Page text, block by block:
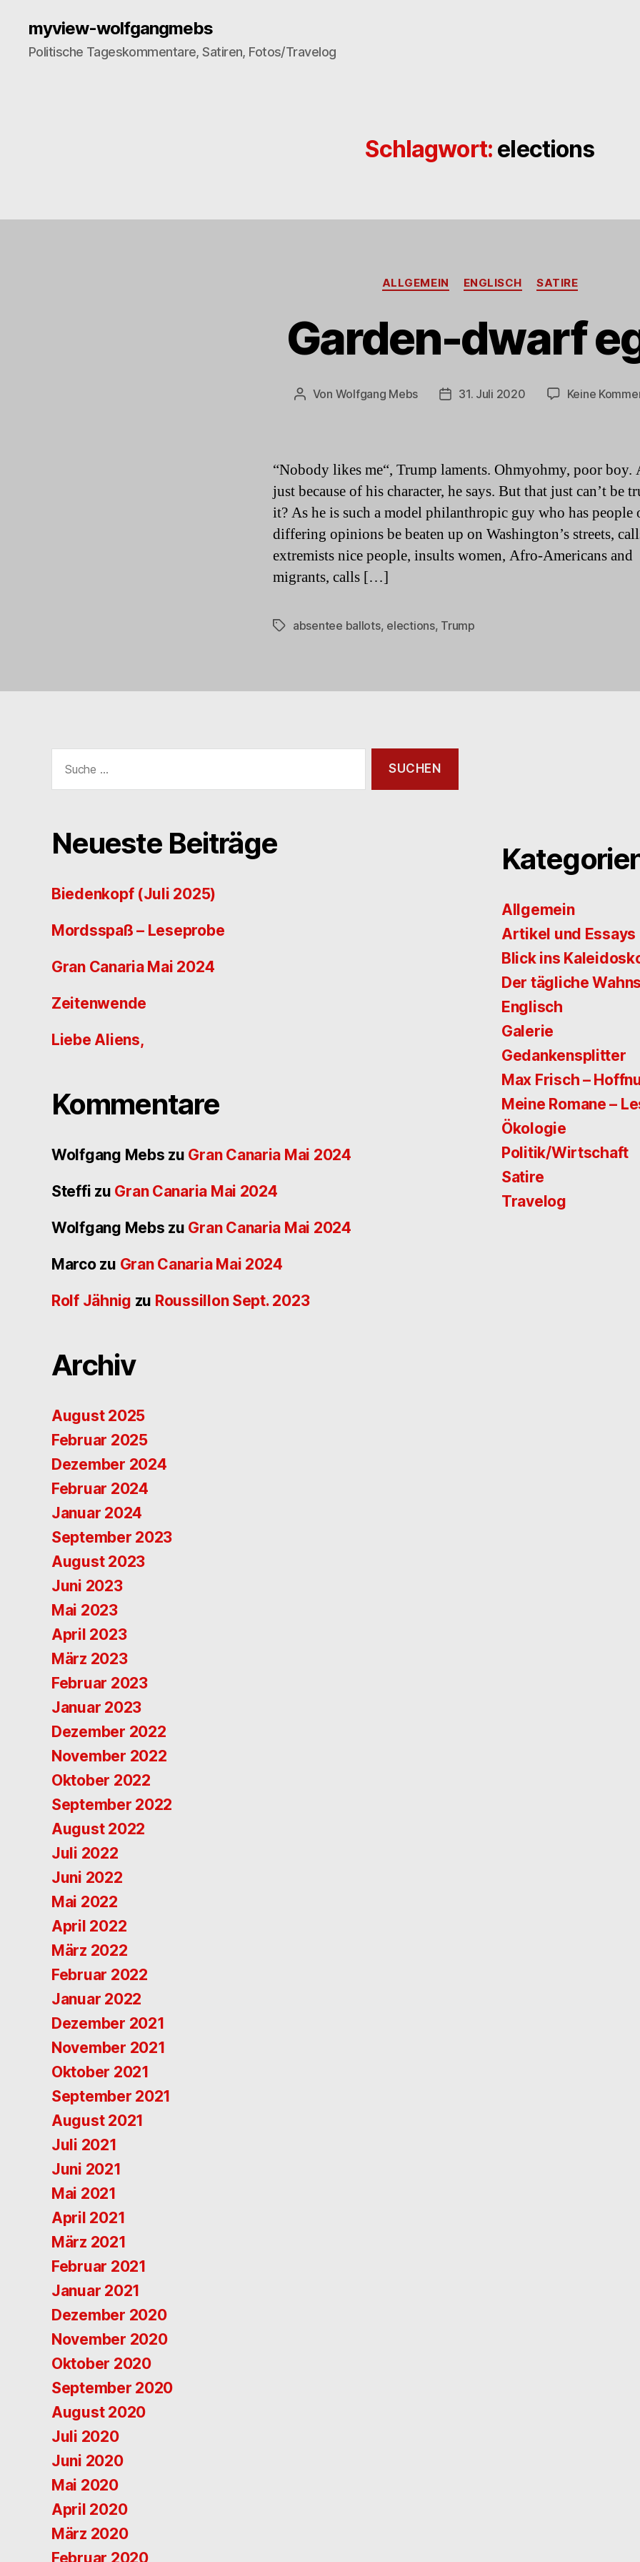
myview-wolfgangmebs
Politische Tageskommentare, Satiren, Fotos/Travelog
Schlagwort: elections
Kategorien
ALLGEMEIN ENGLISCH SATIRE
Garden-dwarf
Beitragsautor
Von Wolfgang Mebs Beitragsdatum
31. Juli 2020 Keine
“Nobody likes me“, Trump laments. Ohmyohmy, poor boy.
just because of his character, he says. But that just can’t be
it? As he is such a model philanthropic guy who has people
differing opinions be beaten up on Washington’s streets,
extremists nice people, insults women, Afro-Americans and
migrants, calls […]
Schlagwörter
absentee ballots, elections, Trump
nach:
Neueste Beiträge
Biedenkopf (Juli 2025)
Mordsspaß – Leseprobe
Gran Canaria Mai 2024
Zeitenwende
Liebe Aliens,
Kommentare
Wolfgang Mebs zu Gran Canaria Mai 2024
Steffi zu Gran Canaria Mai 2024
Wolfgang Mebs zu Gran Canaria Mai 2024
Marcozu Gran Canaria Mai 2024
Rolf Jähnig zu Roussillon Sept. 2023
Archiv
August 2025
Februar 2025
Dezember 2024
Februar 2024
Januar 2024
September 2023
August 2023
Juni 2023
Mai 2023
April 2023
März 2023
Februar 2023
Januar 2023
Dezember 2022
November 2022
Oktober 2022
September 2022
August 2022
Juli 2022
Juni 2022
Mai 2022
April 2022
März 2022
Februar 2022
Januar 2022
Dezember 2021
November 2021
Oktober 2021
September 2021
August 2021
Juli 2021
Juni 2021
Mai 2021
April 2021
März 2021
Februar 2021
Januar 2021
Dezember 2020
November 2020
Oktober 2020
September 2020
August 2020
Juli 2020
Juni 2020
Mai 2020
April 2020
März 2020
Februar 2020
Allgemein
Artikel und Essays
Blick ins
Der tägliche
Englisch
Galerie
Gedankensplitter
Max Frisch –
Meine Romane –
Ökologie
Politik/Wirtschaft
Satire
Travelog